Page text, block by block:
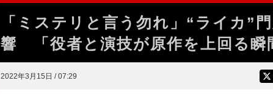
「ミステリと言う勿れ」“ライカ”
響 「役者と演技が原作を上回る瞬
2022年3月15日 / 07:29